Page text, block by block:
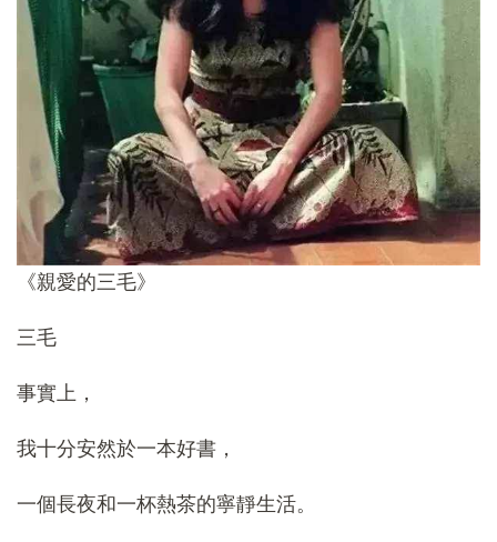
《親愛的三毛》
三毛
事實上，
我十分安然於一本好書，
一個長夜和一杯熱茶的寧靜生活。